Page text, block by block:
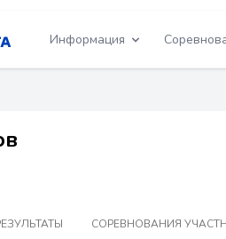
Информация
СОРЕВНОВАНИЯ